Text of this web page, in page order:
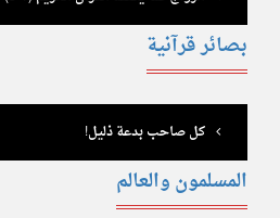
بصائر قرآنية
كل صاحب بدعة ذليل!
المسلمون والعالم